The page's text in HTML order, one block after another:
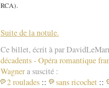
RCA).
Suite de la notule.
Ce billet, écrit à par
décadents-Opéra romantique
Wagnera suscité :
2 roulades :: sans ricochet ::